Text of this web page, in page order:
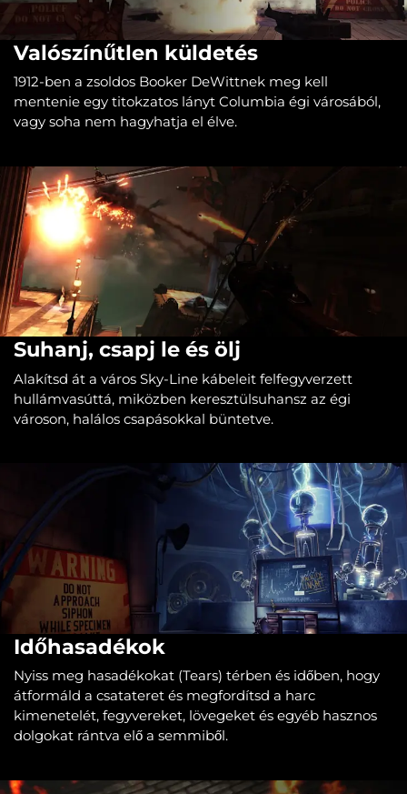
Valószínűtlen küldetés
1912-ben a zsoldos Booker DeWittnek meg kell
mentenie egy titokzatos lányt Columbia égi városából,
vagy soha nem hagyhatja el élve.
Suhanj, csapj le és ölj
Alakítsd át a város Sky-Line kábeleit felfegyverzett
hullámvasúttá, miközben keresztülsuhansz az égi
városon, halálos csapásokkal büntetve.
Időhasadékok
Nyiss meg hasadékokat (Tears) térben és időben, hogy
átformáld a csatateret és megfordítsd a harc
kimenetelét, fegyvereket, lövegeket és egyéb hasznos
dolgokat rántva elő a semmiből.